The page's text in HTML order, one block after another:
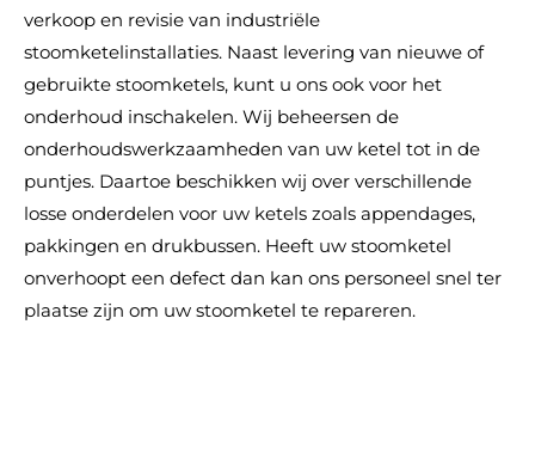
verkoop en revisie van industriële
stoomketelinstallaties. Naast levering van nieuwe of
gebruikte stoomketels, kunt u ons ook voor het
onderhoud inschakelen. Wij beheersen de
onderhoudswerkzaamheden van uw ketel tot in de
puntjes. Daartoe beschikken wij over verschillende
losse onderdelen voor uw ketels zoals appendages,
pakkingen en drukbussen. Heeft uw stoomketel
onverhoopt een defect dan kan ons personeel snel ter
plaatse zijn om uw stoomketel te repareren.